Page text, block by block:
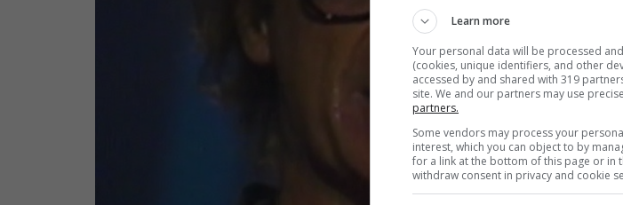
Learn more
Your personal data will be processed
(cookies, unique identifiers, and other
accessed by and shared with 319
site. We and our partners may use
partners.
Some vendors may process your
interest, which you can object to by
for a link at the bottom of this page or in
withdraw consent in privacy and cookie